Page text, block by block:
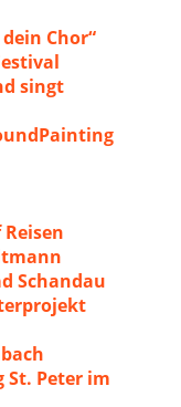
Chor“
singt
Schandau
Peter im